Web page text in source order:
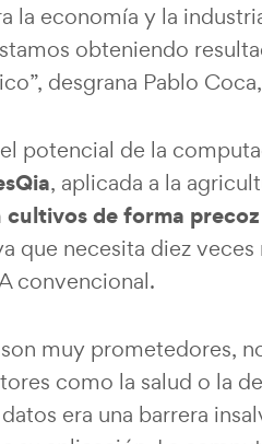
la economía y la
obteniendo
desgrana Pablo
potencial de la
, aplicada a la
cultivos de forma
que necesita diez
convencional.
muy prometedores,
como la salud o la
era una barrera